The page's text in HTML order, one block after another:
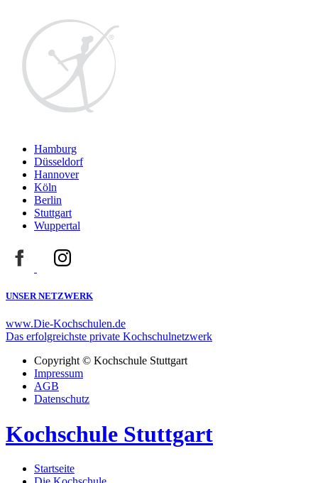
Hamburg
Düsseldorf
Hannover
Köln
Berlin
Stuttgart
Wuppertal
UNSER NETZWERK
www.Die-Kochschulen.de
Das erfolgreichste private Kochschulnetzwerk
Copyright © Kochschule Stuttgart
Impressum
AGB
Datenschutz
Kochschule Stuttgart
Startseite